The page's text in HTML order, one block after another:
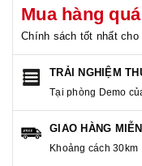
Mua hàng
Chính sách tốt nhất cho
TRẢI NGHIỆM
Tại phòng Demo
GIAO HÀNG MIỄN
Khoảng cách 30km